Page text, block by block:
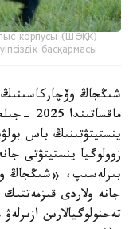
корпусы (ШӨҚК)
басқармасы
شىڭجاڭ وۆچاركاسىنىڭ
ينستيتۋتىنىڭ باس
زوولوگيا ينستيتۋتى
بىرلەسىپ، «شىڭجاڭ
جانە ولاردى
تەحنولوگيالارىن